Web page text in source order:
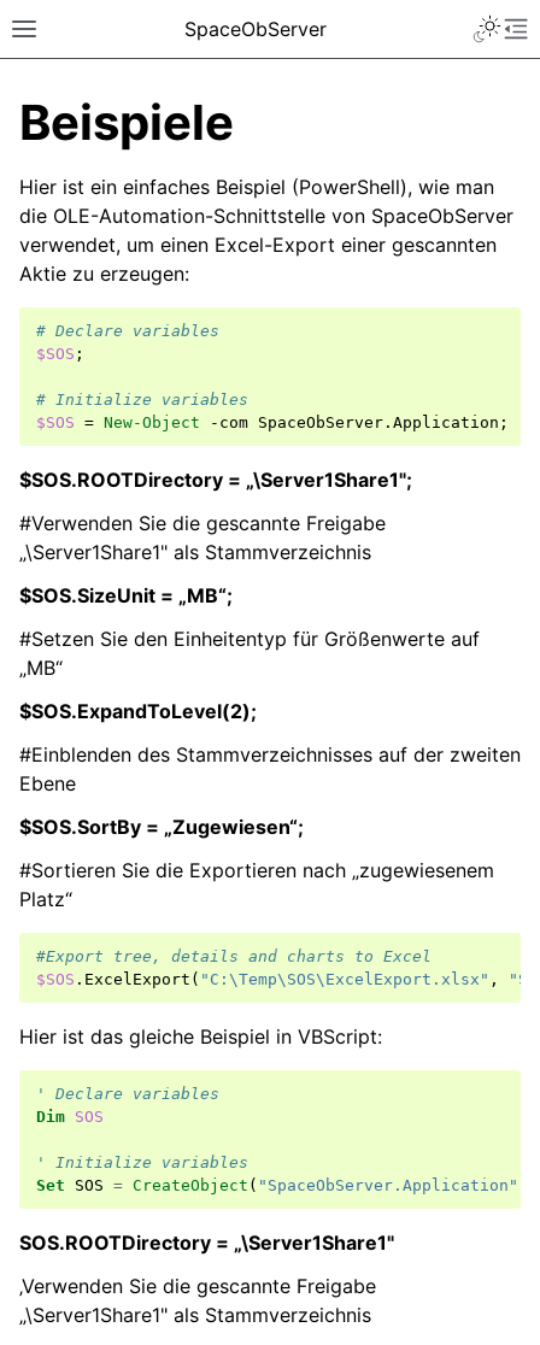
SpaceObServer
Beispiele
Hier ist ein einfaches Beispiel (PowerShell), wie man
die OLE-Automation-Schnittstelle von SpaceObServer
verwendet, um einen Excel-Export einer gescannten
Aktie zu erzeugen:
# Declare variables
$SOS ;
# Initialize variables
$SOS = New-Object -com SpaceObServer . Application ;
$SOS.ROOTDirectory = „\Server1Share1";
#Verwenden Sie die gescannte Freigabe
„\Server1Share1" als Stammverzeichnis
$SOS.SizeUnit = „MB“;
#Setzen Sie den Einheitentyp für Größenwerte auf
„MB“
$SOS.ExpandToLevel(2);
#Einblenden des Stammverzeichnisses auf der zweiten
Ebene
$SOS.SortBy = „Zugewiesen“;
#Sortieren Sie die Exportieren nach „zugewiesenem
Platz“
#Export tree, details and charts to Excel
$SOS . ExcelExport ( "C:\Temp\SOS\ExcelExport.xlsx" ,
Hier ist das gleiche Beispiel in VBScript:
' Declare variables
Dim SOS
' Initialize variables
Set
SOS = CreateObject ( "SpaceObServer.Application"
SOS.ROOTDirectory = „\Server1Share1"
‚Verwenden Sie die gescannte Freigabe
„\Server1Share1" als Stammverzeichnis